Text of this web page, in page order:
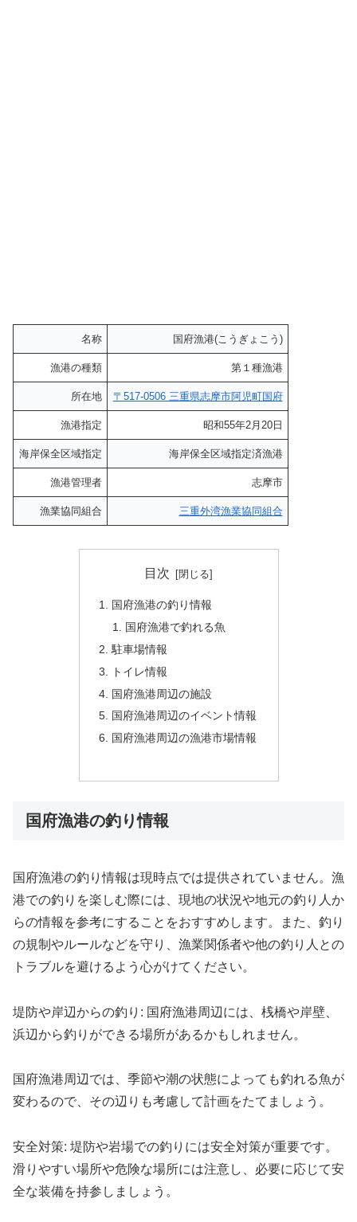
名称 国府漁港(こうぎょこう)
漁港の種類 第１種漁港
所在地 〒517-0506 三重県志摩市阿児町国府
漁港指定 昭和55年2月20日
海岸保全区域指定 海岸保全区域指定済漁港
漁港管理者 志摩市
漁業協同組合 三重外湾漁業協同組合
目次
国府漁港の釣り情報
国府漁港で釣れる魚
駐車場情報
トイレ情報
国府漁港周辺の施設
国府漁港周辺のイベント情報
国府漁港周辺の漁港市場情報
国府漁港の釣り情報
国府漁港の釣り情報は現時点では提供されていません。漁
港での釣りを楽しむ際には、現地の状況や地元の釣り人か
らの情報を参考にすることをおすすめします。また、釣り
の規制やルールなどを守り、漁業関係者や他の釣り人との
トラブルを避けるよう心がけてください。
堤防や岸辺からの釣り: 国府漁港周辺には、桟橋や岸壁、
浜辺から釣りができる場所があるかもしれません。
国府漁港周辺では、季節や潮の状態によっても釣れる魚が
変わるので、その辺りも考慮して計画をたてましょう。
安全対策: 堤防や岩場での釣りには安全対策が重要です。
滑りやすい場所や危険な場所には注意し、必要に応じて安
全な装備を持参しましょう。